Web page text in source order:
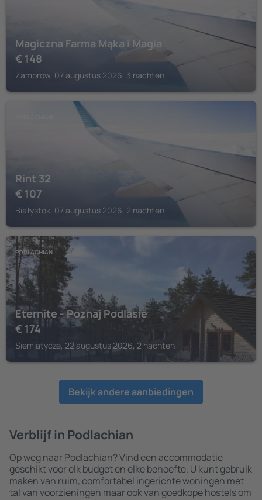
Magiczna Farma Mąka i Magia
€ 148
Zambrow, 07 augustus 2026, 3 nachten
Rint 32
€ 107
Białystok, 07 augustus 2026, 2 nachten
PODLACHIAN
Eternite - Poznaj Podlasie
€ 174
Siemiatycze, 22 augustus 2026, 2 nachten
Bekijk andere aanbiedingen
Verblijf in Podlachian
Op weg naar Podlachian? Vind een accommodatie
geschikt voor elk budget en elke behoefte. U kunt gebruik
maken van ruim, comfortabel ingerichte woningen met
tal van voorzieningen maar ook van goedkope hostels om